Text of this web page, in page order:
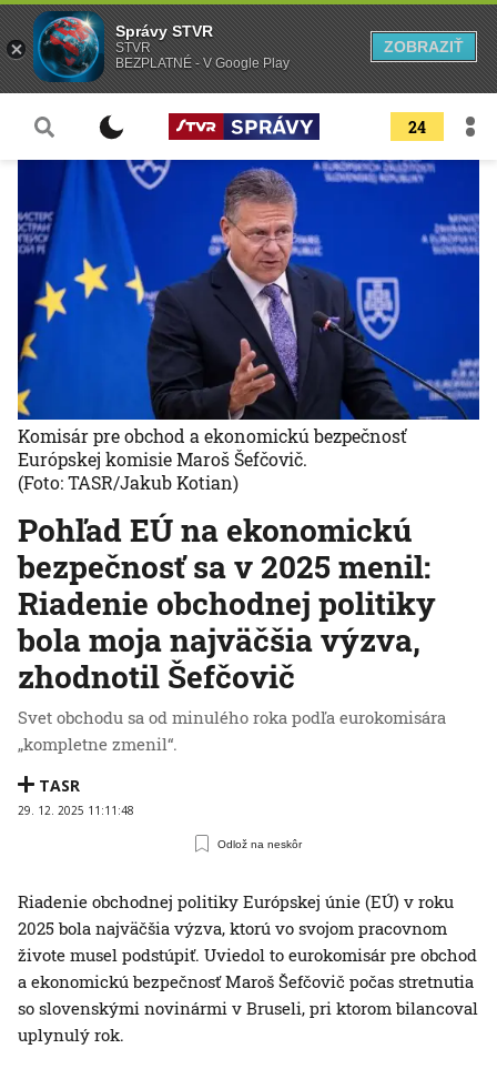
24
Pohľad EÚ na ekonomickú
bezpečnosť sa v 2025 menil:
Riadenie obchodnej politiky
bola moja najväčšia výzva,
zhodnotil Šefčovič
Svet obchodu sa od minulého roka podľa eurokomisára
„kompletne zmenil“.
TASR
29. 12. 2025 11:11:48
Odlož na neskôr
Komisár pre obchod a ekonomickú bezpečnosť
Európskej komisie Maroš Šefčovič.
(Foto: TASR/Jakub Kotian)
Riadenie obchodnej politiky Európskej únie (EÚ) v roku
2025 bola najväčšia výzva, ktorú vo svojom pracovnom
živote musel podstúpiť. Uviedol to eurokomisár pre obchod
a ekonomickú bezpečnosť Maroš Šefčovič počas stretnutia
so slovenskými novinármi v Bruseli, pri ktorom bilancoval
uplynulý rok.
Správy STVR
STVR
BEZPLATNÉ - V Google Play
ZOBRAZIŤ